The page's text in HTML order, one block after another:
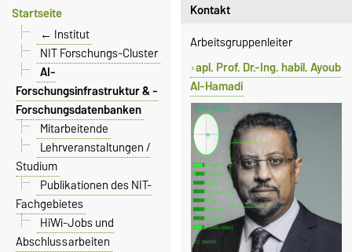
Kontakt
Arbeitsgruppenleiter
apl. Prof. Dr.-Ing. habil. Ayoub
Al-Hamadi
Startseite
← Institut
NIT Forschungs-Cluster
AI-
Forschungsinfrastruktur & -
Forschungsdatenbanken
Mitarbeitende
Lehrveranstaltungen /
Studium
Publikationen des NIT-
Fachgebietes
HiWi-Jobs und
Abschlussarbeiten